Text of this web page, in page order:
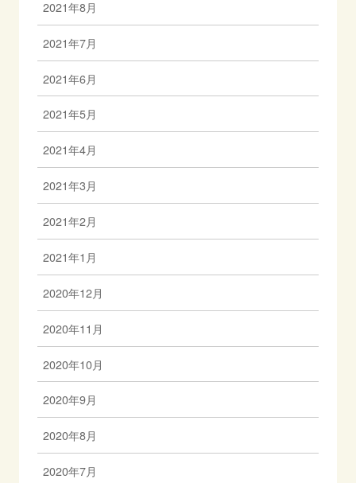
2021年8月
2021年7月
2021年6月
2021年5月
2021年4月
2021年3月
2021年2月
2021年1月
2020年12月
2020年11月
2020年10月
2020年9月
2020年8月
2020年7月